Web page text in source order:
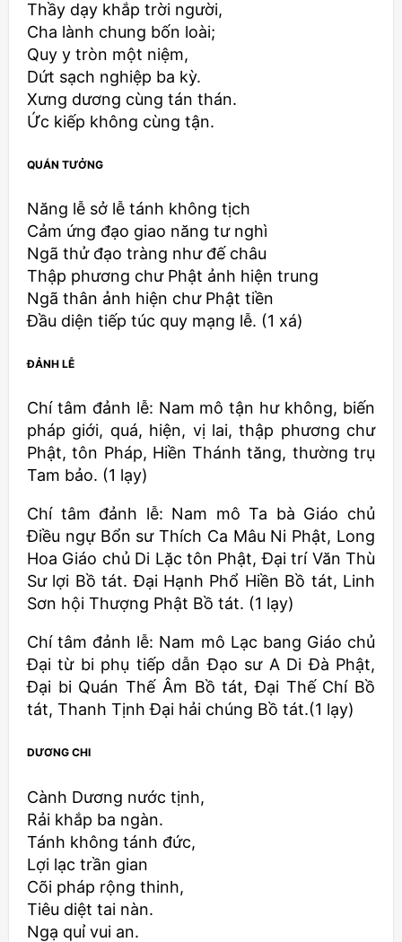
Thầy dạy khắp trời người,
Cha lành chung bốn loài;
Quy y tròn một niệm,
Dứt sạch nghiệp ba kỳ.
Xưng dương cùng tán thán.
Ức kiếp không cùng tận.
QUÁN TƯỞNG
Năng lễ sở lễ tánh không tịch
Cảm ứng đạo giao năng tư nghì
Ngã thử đạo tràng như đế châu
Thập phương chư Phật ảnh hiện trung
Ngã thân ảnh hiện chư Phật tiền
Ðầu diện tiếp túc quy mạng lễ. (1 xá)
ÐẢNH LỄ
Chí tâm đảnh lễ: Nam mô tận hư không, biến
pháp giới, quá, hiện, vị lai, thập phương chư
Phật, tôn Pháp, Hiền Thánh tăng, thường trụ
Tam bảo. (1 lạy)
Chí tâm đảnh lễ: Nam mô Ta bà Giáo chủ
Ðiều ngự Bổn sư Thích Ca Mâu Ni Phật, Long
Hoa Giáo chủ Di Lặc tôn Phật, Ðại trí Văn Thù
Sư lợi Bồ tát. Ðại Hạnh Phổ Hiền Bồ tát, Linh
Sơn hội Thượng Phật Bồ tát. (1 lạy)
Chí tâm đảnh lễ: Nam mô Lạc bang Giáo chủ
Ðại từ bi phụ tiếp dẫn Ðạo sư A Di Ðà Phật,
Ðại bi Quán Thế Âm Bồ tát, Ðại Thế Chí Bồ
tát, Thanh Tịnh Ðại hải chúng Bồ tát.(1 lạy)
DƯƠNG CHI
Cành Dương nước tịnh,
Rải khắp ba ngàn.
Tánh không tánh đức,
Lợi lạc trần gian
Cõi pháp rộng thinh,
Tiêu diệt tai nàn.
Ngạ quỉ vui an.